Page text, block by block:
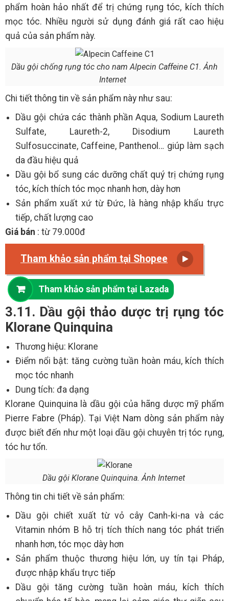
phẩm hoàn hảo nhất để trị chứng rụng tóc, kích thích
mọc tóc. Nhiều người sử dụng đánh giá rất cao hiệu
quả của sản phẩm này.
Dầu gội chống rụng tóc cho nam Alpecin Caffeine C1. Ảnh
Internet
Chi tiết thông tin về sản phẩm này như sau:
Dầu gội chứa các thành phần Aqua, Sodium Laureth
Sulfate, Laureth-2, Disodium Laureth
Sulfosuccinate, Caffeine, Panthenol… giúp làm sạch
da đầu hiệu quả
Dầu gội bổ sung các dưỡng chất quý trị chứng rụng
tóc, kích thích tóc mọc nhanh hơn, dày hơn
Sản phẩm xuất xứ từ Đức, là hàng nhập khẩu trực
tiếp, chất lượng cao
Giá bán : từ 79.000đ
Tham khảo sản phẩm tại Shopee
Tham khảo sản phẩm tại Lazada
3.11. Dầu gội thảo dược trị rụng tóc
Klorane Quinquina
Thương hiệu: Klorane
Điểm nổi bật: tăng cường tuần hoàn máu, kích thích
mọc tóc nhanh
Dung tích: đa dạng
Klorane Quinquina là dầu gội của hãng dược mỹ phẩm
Pierre Fabre (Pháp). Tại Việt Nam dòng sản phẩm này
được biết đến như một loại dầu gội chuyên trị tóc rụng,
tóc hư tổn.
Dầu gội Klorane Quinquina. Ảnh Internet
Thông tin chi tiết về sản phẩm:
Dầu gội chiết xuất từ vỏ cây Canh-ki-na và các
Vitamin nhóm B hỗ trị tích thích nang tóc phát triển
nhanh hơn, tóc mọc dày hơn
Sản phẩm thuộc thương hiệu lớn, uy tín tại Pháp,
được nhập khẩu trực tiếp
Dầu gội tăng cường tuần hoàn máu, kích thích